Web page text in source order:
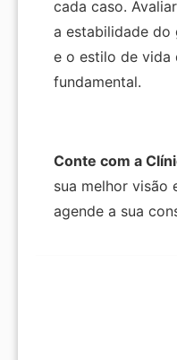
cada caso.
a estabilidade
e o estilo de vida
fundamental.
Conte com a
sua melhor visão
agende a sua